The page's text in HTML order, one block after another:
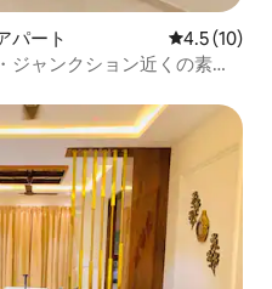
パート レビュー10
4.5 (10)
ジャンクション近くの素敵